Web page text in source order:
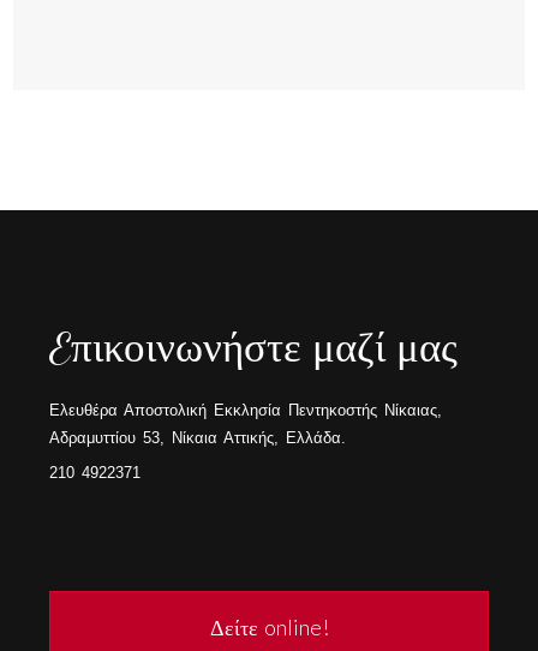
Eπικοινωνήστε μαζί μας
Ελευθέρα Αποστολική Εκκλησία Πεντηκοστής Νίκαιας,
Αδραμυττίου 53, Νίκαια Αττικής, Ελλάδα.
210 4922371
Δείτε online!